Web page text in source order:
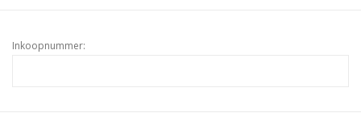
Inkoopnummer: